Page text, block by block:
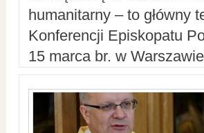
humanitarny – to główny
Konferencji Episkopatu
15 marca br. w